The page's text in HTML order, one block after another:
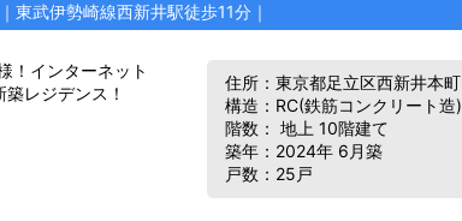
東武伊勢崎線西新井駅徒歩11分｜
！インターネット
レジデンス！
住所：東京都足立区西新井本町
構造：RC(鉄筋コンクリート造)
階数： 地上 10階建て
築年：2024年 6月築
戸数：25戸